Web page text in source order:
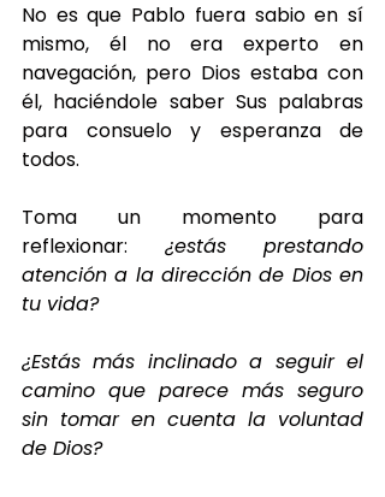
No es que Pablo fuera sabio en sí
mismo, él no era experto en
navegación, pero Dios estaba con
él, haciéndole saber Sus palabras
para consuelo y esperanza de
todos.
Toma un momento para
reflexionar: ¿estás prestando
atención a la dirección de Dios en
tu vida?
¿Estás más inclinado a seguir el
camino que parece más seguro
sin tomar en cuenta la voluntad
de Dios?